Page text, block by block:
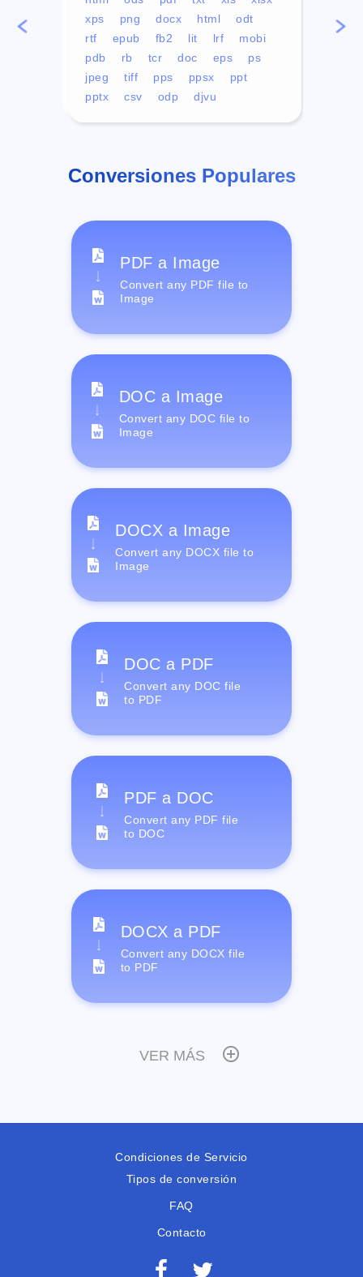
xps
png docx html
odt
rtf
epub fb2 lit lrf
mobi
pdb
rb tcr doc eps
ps
jpeg
tiff pps ppsx
ppt
pptx
csv odp djvu
mp4
Conversiones Populares
PDF a Image
Convert any PDF file to
Image
DOC a Image
Convert any DOC file to
Image
DOCX a Image
Convert any DOCX file to
Image
DOC a PDF
Convert any DOC file
to PDF
PDF a DOC
Convert any PDF file
to DOC
DOCX a PDF
Convert any DOCX file
to PDF
VER MÁS
Condiciones de Servicio
Tipos de conversión
FAQ
Contacto